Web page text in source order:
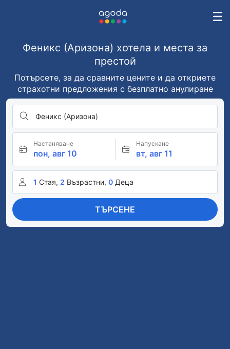
Феникс (Аризона) хотела и места за
престой
Потърсете, за да сравните цените и да откриете
страхотни предложения с безплатно анулиране
Феникс (Аризона)
Настаняване
пон, авг 10
Напускане
вт, авг 11
1 Стая, 2 Възрастни, 0 Деца
ТЪРСЕНЕ